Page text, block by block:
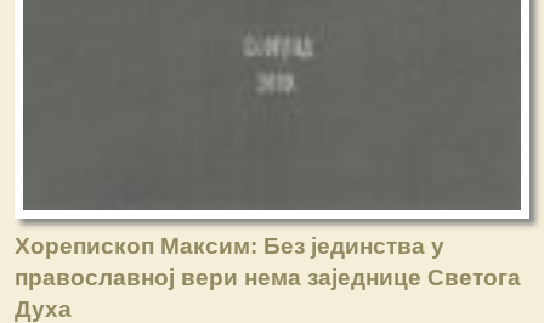
Хорепископ Максим: Без јединства у
православној вери нема заједнице Светога
Духа